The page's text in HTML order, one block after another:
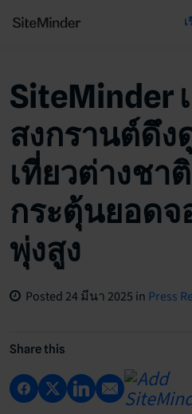
SiteMinder
สงกรานต์ดึง
เที่ยวต่างชา
กระตุ้นยอดจ
พุ่งสูง
Posted 24 มีนา 2025 in Press
Share this